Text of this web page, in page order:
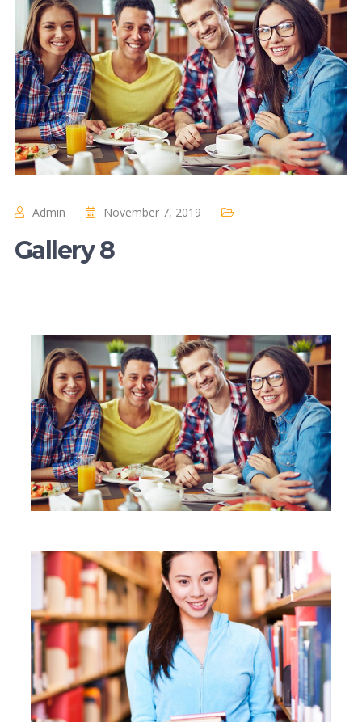
Admin November 7, 2019
Gallery 8